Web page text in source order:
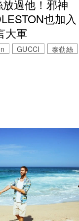
放過他！邪神
也加入
大軍
GUCCI 泰勒絲